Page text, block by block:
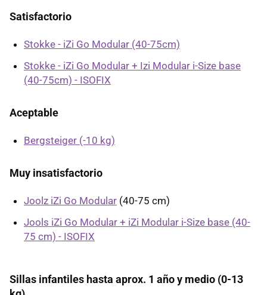
Satisfactorio
Stokke - iZi Go Modular (40-75cm)
Stokke - iZi Go Modular + Izi Modular i-Size base
(40-75cm) - ISOFIX
Aceptable
Bergsteiger (-10 kg)
Muy insatisfactorio
Joolz iZi Go Modular (40-75 cm)
Jools iZi Go Modular + iZi Modular i-Size base (40-
75 cm) - ISOFIX
Sillas infantiles hasta aprox. 1 año y medio (0-13